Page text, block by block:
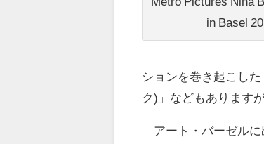
in Basel
ションを巻き起こし
ク)」などもあります
アート・バーゼルに